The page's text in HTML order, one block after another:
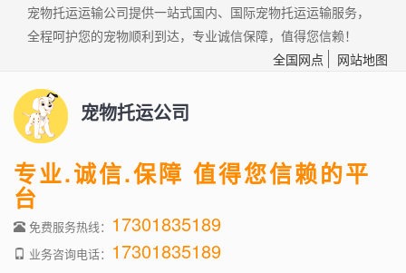
宠物托运运输公司提供一站式国内、国际宠物托运运输服务，
全程呵护您的宠物顺利到达，专业诚信保障，值得您信赖！
全国网点
网站地图
宠物托运公司
专业.诚信.保障 值得您信赖的平
台
免费服务热线： 17301835189
业务咨询电话： 17301835189